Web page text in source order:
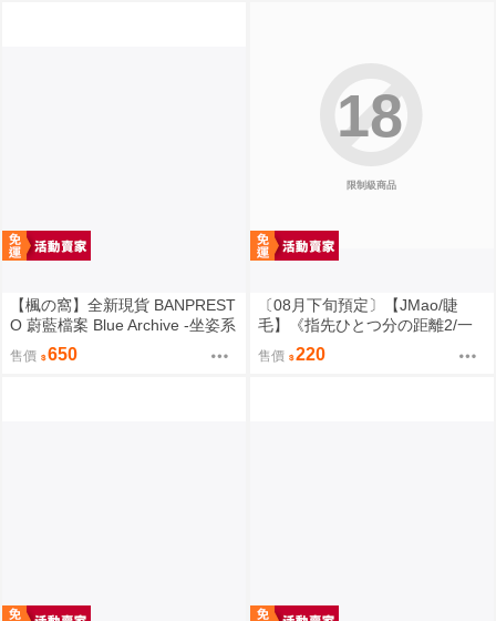
【楓の窩】全新現貨 BANPREST
O 蔚藍檔案 Blue Archive -坐姿系
列- 星奈【日版】
售價 650
限制級商品
18
〔08月下旬預定〕【JMao/睫
毛】《指先ひとつ分の距離2/一
個指尖的距離2》B5/26P黑白內
頁/繁體中文/無修正⬢黑市兔－睫
售價 220